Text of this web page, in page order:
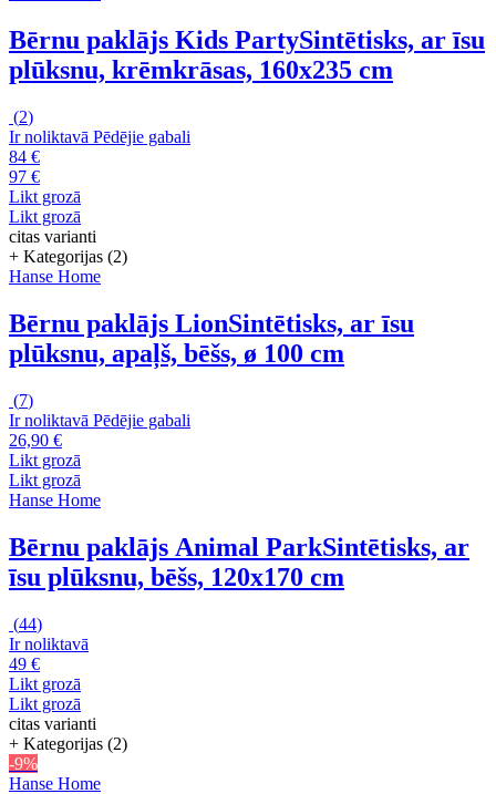
Bērnu paklājs Kids PartySintētisks, ar īsu
plūksnu, krēmkrāsas, 160x235 cm
(2)
Ir noliktavā Pēdējie gabali
84 €
97 €
Likt grozā
Likt grozā
citas varianti
+ Kategorijas (2)
Hanse Home
Bērnu paklājs LionSintētisks, ar īsu
plūksnu, apaļš, bēšs, ø 100 cm
(7)
Ir noliktavā Pēdējie gabali
26,90 €
Likt grozā
Likt grozā
Hanse Home
Bērnu paklājs Animal ParkSintētisks, ar
īsu plūksnu, bēšs, 120x170 cm
(44)
Ir noliktavā
49 €
Likt grozā
Likt grozā
citas varianti
+ Kategorijas (2)
-9%
Hanse Home